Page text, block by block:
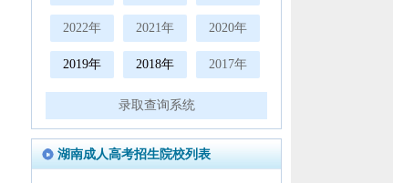
2022年 2021年 2020年
2019年 2018年 2017年
录取查询系统
湖南成人高考招生院校列表